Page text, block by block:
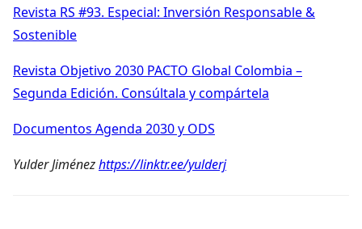
Revista RS #93. Especial: Inversión Responsable &
Sostenible
Revista Objetivo 2030 PACTO Global Colombia –
Segunda Edición. Consúltala y compártela
Documentos Agenda 2030 y ODS
Yulder Jiménezhttps://linktr.ee/yulderj